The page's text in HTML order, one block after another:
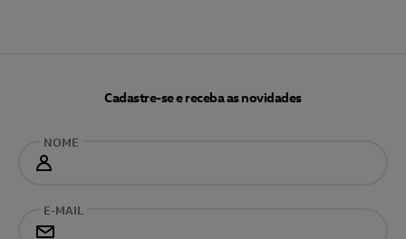
Cadastre-se e receba as novidades
NOME
E-MAIL